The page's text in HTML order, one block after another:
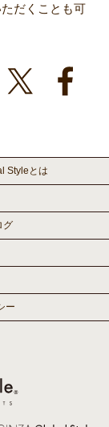
だくことも可
Styleとは
グ
ー